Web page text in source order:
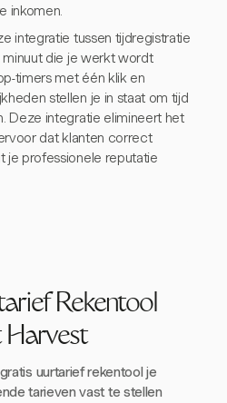
inkomen.
integratie tussen tijdregistratie
die je werkt wordt
timers met één klik en
stellen je in staat om tijd
Deze integratie elimineert het
dat klanten correct
professionele reputatie
Rekentool
Harvest
uurtarief rekentool je
tarieven vast te stellen